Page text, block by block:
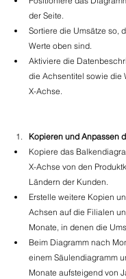
der Seite.
Sortiere die Umsätze so,
Werte oben sind.
Aktiviere die
die Achsentitel sowie die
X-Achse.
Kopieren und Anpassen
Kopiere das
X-Achse von den
Ländern der Kunden.
Erstelle weitere Kopien
Achsen auf die Filialen
Monate, in denen die
Beim Diagramm nach
einem Säulendiagramm
Monate aufsteigend von